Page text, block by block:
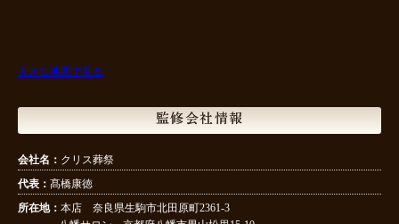
大きな地図で見る
監修会社情報
会社名： クリス葬祭
代表： 髙橋康徳
所在地： 本店 奈良県生駒市北田原町2361-3